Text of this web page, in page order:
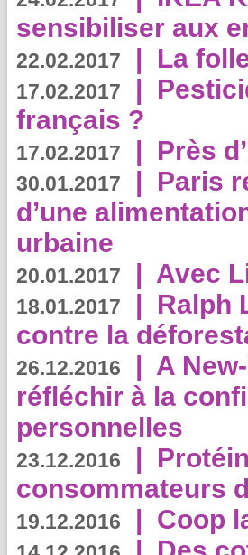
sensibiliser aux
22.02.2017 | La
17.02.2017 |
français ?
17.02.2017 | Près
30.01.2017 | Paris
d’une
urbaine
20.01.2017 | Avec
18.01.2017 | Ralph
contre la
26.12.2016 | A
réfléchir à la
personnelles
23.12.2016 |
consommateurs
19.12.2016 | Coop